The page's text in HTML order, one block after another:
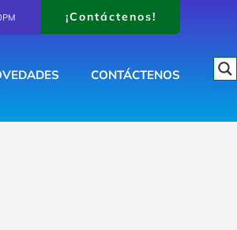
¡Contáctenos!
CONTÁCTENOS